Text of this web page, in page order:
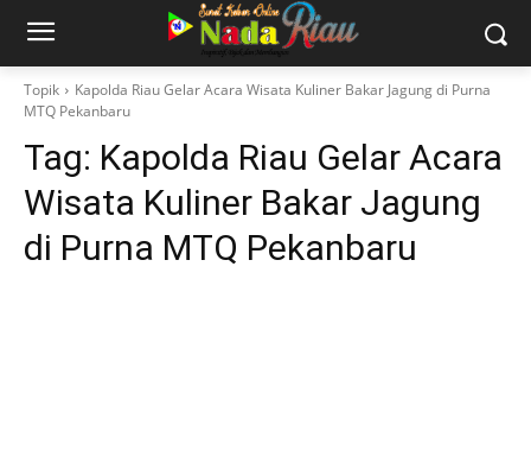
Topik
Kapolda Riau Gelar Acara Wisata Kuliner Bakar Jagung di Purna
MTQ Pekanbaru
Tag: Kapolda Riau Gelar Acara
Wisata Kuliner Bakar Jagung
di Purna MTQ Pekanbaru